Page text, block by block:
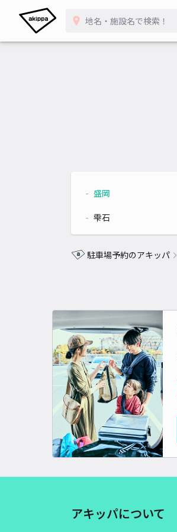
盛岡
雫石
駐車場予約のアキッパ
アキッパについて